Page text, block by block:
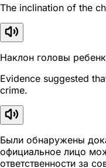
The inclination of the
Наклон головы
Evidence suggested
crime.
Были обнаружены
официальное лицо
ответственности за